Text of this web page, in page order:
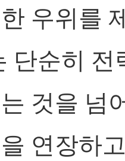
우위를
단순히 전
것을 넘
연장하